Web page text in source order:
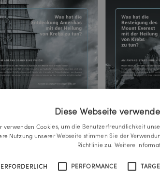
Diese Webseite
verwenden Cookies, um die Benutzerfreundlichkeit
Nutzung unserer Webseite stimmen Sie der
Richtlinie zu. Weitere
PERFORMANCE